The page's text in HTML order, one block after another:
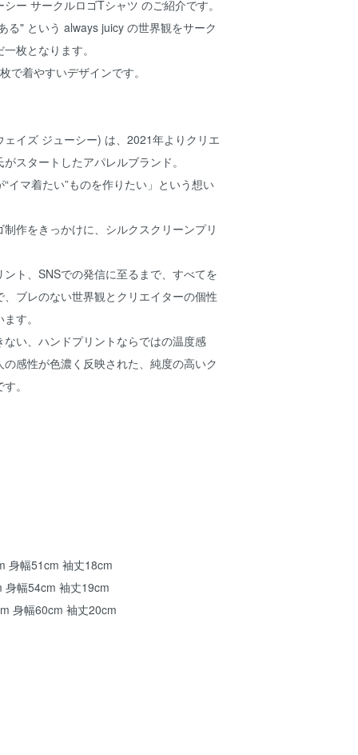
ー サークルロゴTシャツ のご紹介です。
る" という always juicy の世界観をサーク
枚となります。
で着やすいデザインです。
イズ ジューシー) は、2021年よりクリエ
スタートしたアパレルブランド。
“イマ着たい”ものを作りたい」という想い
作をきっかけに、シルクスクリーンプリ
ト、SNSでの発信に至るまで、すべてを
ブレのない世界観とクリエイターの個性
す。
ない、ハンドプリントならではの温度感
の感性が色濃く反映された、純度の高いク
。
身幅51cm 袖丈18cm
身幅54cm 袖丈19cm
身幅60cm 袖丈20cm